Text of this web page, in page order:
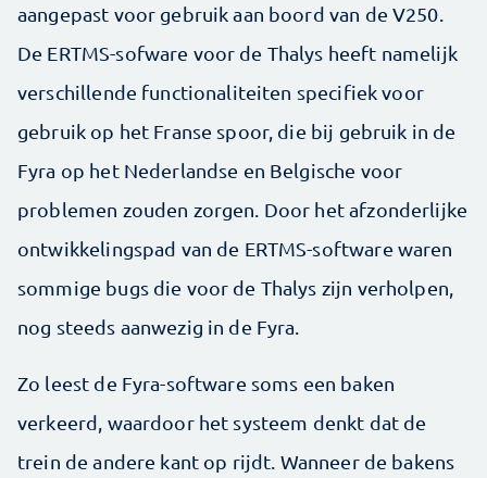
aangepast voor gebruik aan boord van de V250.
De ERTMS-sofware voor de Thalys heeft namelijk
verschillende functionaliteiten specifiek voor
gebruik op het Franse spoor, die bij gebruik in de
Fyra op het Nederlandse en Belgische voor
problemen zouden zorgen. Door het afzonderlijke
ontwikkelingspad van de ERTMS-software waren
sommige bugs die voor de Thalys zijn verholpen,
nog steeds aanwezig in de Fyra.
Zo leest de Fyra-software soms een baken
verkeerd, waardoor het systeem denkt dat de
trein de andere kant op rijdt. Wanneer de bakens